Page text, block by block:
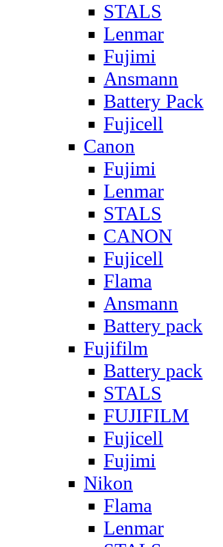
STALS
Lenmar
Fujimi
Ansmann
Battery Pack
Fujicell
Canon
Fujimi
Lenmar
STALS
CANON
Fujicell
Flama
Ansmann
Battery pack
Fujifilm
Battery pack
STALS
FUJIFILM
Fujicell
Fujimi
Nikon
Flama
Lenmar